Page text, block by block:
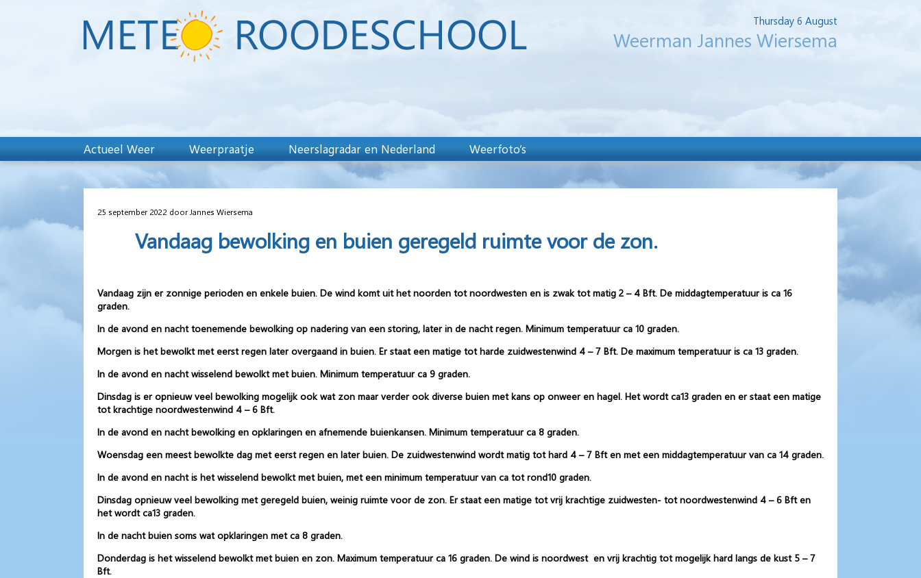
Thursday 6 August
Weerman Jannes Wiersema
Actueel Weer Weerpraatje Neerslagradar en Nederland Weerfoto’s
25 september 2022 door Jannes Wiersema
Vandaag bewolking en buien geregeld ruimte voor de zon.
Vandaag zijn er zonnige perioden en enkele buien. De wind komt uit het noorden tot noordwesten en is zwak tot matig 2 – 4 Bft. De middagtemperatuur is ca 16
graden.
In de avond en nacht toenemende bewolking op nadering van een storing, later in de nacht regen. Minimum temperatuur ca 10 graden.
Morgen is het bewolkt met eerst regen later overgaand in buien. Er staat een matige tot harde zuidwestenwind 4 – 7 Bft. De maximum temperatuur is ca 13 graden.
In de avond en nacht wisselend bewolkt met buien. Minimum temperatuur ca 9 graden.
Dinsdag is er opnieuw veel bewolking mogelijk ook wat zon maar verder ook diverse buien met kans op onweer en hagel. Het wordt ca13 graden en er staat een matige
tot krachtige noordwestenwind 4 – 6 Bft.
In de avond en nacht bewolking en opklaringen en afnemende buienkansen. Minimum temperatuur ca 8 graden.
Woensdag een meest bewolkte dag met eerst regen en later buien. De zuidwestenwind wordt matig tot hard 4 – 7 Bft en met een middagtemperatuur van ca 14 graden.
In de avond en nacht is het wisselend bewolkt met buien, met een minimum temperatuur van ca tot rond10 graden.
Dinsdag opnieuw veel bewolking met geregeld buien, weinig ruimte voor de zon. Er staat een matige tot vrij krachtige zuidwesten- tot noordwestenwind 4 – 6 Bft en
het wordt ca13 graden.
In de nacht buien soms wat opklaringen met ca 8 graden.
Donderdag is het wisselend bewolkt met buien en zon. Maximum temperatuur ca 16 graden. De wind is noordwest en vrij krachtig tot mogelijk hard langs de kust 5 – 7
Bft.